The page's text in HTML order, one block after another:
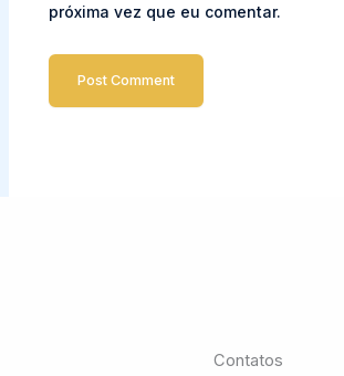
próxima vez que eu comentar.
Contatos